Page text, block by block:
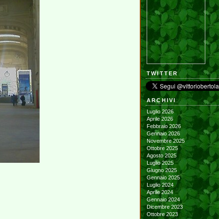
TWITTER
ARCHIVI
Luglio 2026
Aprile 2026
Febbraio 2026
Gennaio 2026
Novembre 2025
Ottobre 2025
Agosto 2025
Luglio 2025
Giugno 2025
Gennaio 2025
Luglio 2024
Aprile 2024
Gennaio 2024
Dicembre 2023
Ottobre 2023